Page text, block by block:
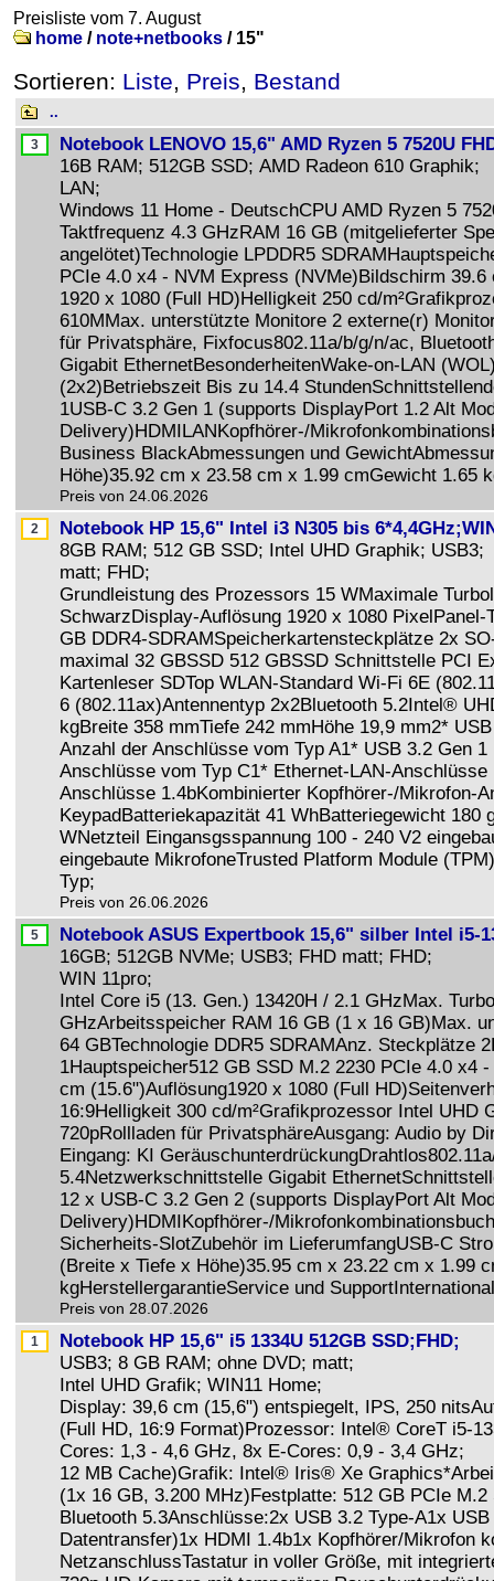
Preisliste vom 7. August
home / note+netbooks / 15"
Sortieren: Liste, Preis, Bestand
..
Notebook LENOVO 15,6" AMD Ryzen 5 7520U
16B RAM; 512GB SSD; AMD Radeon 610 Graphik;
LAN;
Windows 11 Home - DeutschCPU AMD Ryzen 5
Taktfrequenz 4.3 GHzRAM 16 GB (mitgelieferter
angelötet)Technologie LPDDR5
PCIe 4.0 x4 - NVM Express (NVMe)Bildschirm
1920 x 1080 (Full HD)Helligkeit 250 cd/
610MMax. unterstützte Monitore 2 externe(r)
für Privatsphäre, Fixfocus802.11a/b/g/n/ac,
Gigabit EthernetBesonderheitenWake-on-LAN
(2x2)Betriebszeit Bis zu 14.4
1USB-C 3.2 Gen 1 (supports DisplayPort 1.2 Alt
Delivery)HDMILANKopfhörer-/
Business BlackAbmessungen und
Höhe)35.92 cm x 23.58 cm x 1.99 cmGewicht 1.65
Preis von 24.06.2026
Notebook HP 15,6" Intel i3 N305 bis
8GB RAM; 512 GB SSD; Intel UHD Graphik; USB3;
matt; FHD;
Grundleistung des Prozessors 15 WMaximale
SchwarzDisplay-Auflösung 1920 x 1080
GB DDR4-SDRAMSpeicherkartensteckplätze 2x
maximal 32 GBSSD 512 GBSSD Schnittstelle PCI
Kartenleser SDTop WLAN-Standard Wi-Fi 6E
6 (802.11ax)Antennentyp 2x2Bluetooth 5.2Intel®
kgBreite 358 mmTiefe 242 mmHöhe 19,9 mm2*
Anzahl der Anschlüsse vom Typ A1* USB 3.2 Gen
Anschlüsse vom Typ C1* Ethernet-LAN-
Anschlüsse 1.4bKombinierter Kopfhörer-/Mikrofon-
KeypadBatteriekapazität 41 WhBatteriegewicht 180
WNetzteil Eingansgsspannung 100 - 240 V2
eingebaute MikrofoneTrusted Platform Module
Typ;
Preis von 26.06.2026
Notebook ASUS Expertbook 15,6" silber Intel i5-
16GB; 512GB NVMe; USB3; FHD matt; FHD;
WIN 11pro;
Intel Core i5 (13. Gen.) 13420H / 2.1 GHzMax.
GHzArbeitsspeicher RAM 16 GB (1 x 16 GB)Max.
64 GBTechnologie DDR5 SDRAMAnz. Steckplätze
1Hauptspeicher512 GB SSD M.2 2230 PCIe 4.0 x4
cm (15.6")Auflösung1920 x 1080 (Full
16:9Helligkeit 300 cd/m²Grafikprozessor Intel UHD
720pRollladen für PrivatsphäreAusgang: Audio by
Eingang: KI
5.4Netzwerkschnittstelle Gigabit
12 x USB-C 3.2 Gen 2 (supports DisplayPort Alt
Delivery)HDMIKopfhörer-/
Sicherheits-SlotZubehör im LieferumfangUSB-C
(Breite x Tiefe x Höhe)35.95 cm x 23.22 cm x 1.99
kgHerstellergarantieService und
Preis von 28.07.2026
Notebook HP 15,6" i5 1334U 512GB SSD;FHD;
USB3; 8 GB RAM; ohne DVD; matt;
Intel UHD Grafik; WIN11 Home;
Display: 39,6 cm (15,6") entspiegelt, IPS, 250
(Full HD, 16:9 Format)Prozessor: Intel® CoreT i5-
Cores: 1,3 - 4,6 GHz, 8x E-Cores: 0,9 - 3,4 GHz;
12 MB Cache)Grafik: Intel® Iris® Xe
(1x 16 GB, 3.200 MHz)Festplatte: 512 GB PCIe
Bluetooth 5.3Anschlüsse:2x USB 3.2 Type-A1x
Datentransfer)1x HDMI 1.4b1x Kopfhörer/Mikrofon
NetzanschlussTastatur in voller Größe, mit